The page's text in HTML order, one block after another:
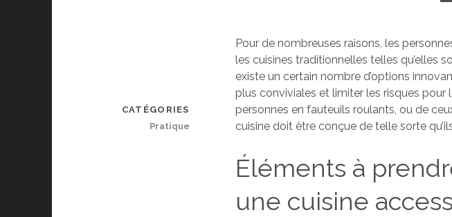
Pour de nombreuses raisons, les
les cuisines traditionnelles telles qu’elles
existe un certain nombre d’options
plus conviviales et limiter les risques pour
personnes en fauteuils roulants, ou de
cuisine doit être conçue de telle sorte
Éléments à
une cuisine
CATÉGORIES
Pratique